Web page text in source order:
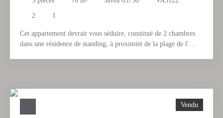
2
1
Cet appartement devrait vous séduire, constitué de 2 chambres
dans une résidence de standing, à proximité de la plage de l'
Vendu